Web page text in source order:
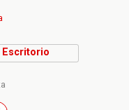
Escritorio